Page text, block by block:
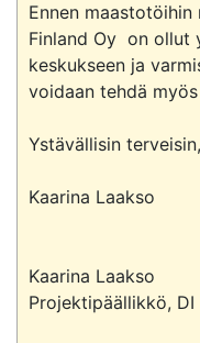
Ennen
Finland Oy  on ollut
keskukseen ja
voidaan tehdä
Ystävällisin terveisin,
Kaarina Laakso
Kaarina Laakso
Projektipäällikkö, DI